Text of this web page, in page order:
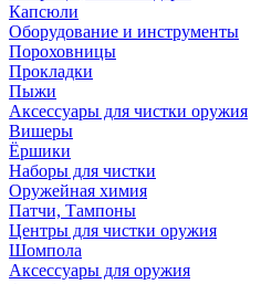
Капсюли
Оборудование и инструменты
Пороховницы
Прокладки
Пыжи
Аксессуары для чистки оружия
Вишеры
Ёршики
Наборы для чистки
Оружейная химия
Патчи, Тампоны
Центры для чистки оружия
Шомпола
Аксессуары для оружия